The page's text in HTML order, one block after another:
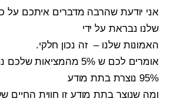
אני יודעת שהרבה מדברים איתכם על
שלנו נבראת על ידי
האמונות שלנו – זה נכון חלקי.
אומרים לכם ש 5% מהמציאות
95% נוצרת בתת מודע